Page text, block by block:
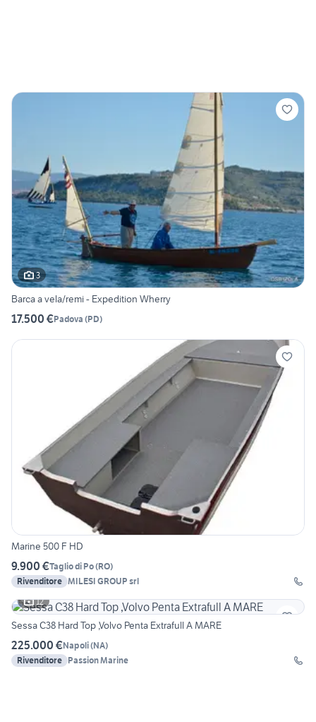
3
Barca a vela/remi - Expedition Wherry
17.500 €Padova (PD)
Marine 500 F HD
9.900 €Taglio di Po(RO)
Rivenditore MILESI GROUP srl
12
Sessa C38 Hard Top ,Volvo Penta Extrafull A MARE
225.000 €Napoli(NA)
Rivenditore Passion Marine